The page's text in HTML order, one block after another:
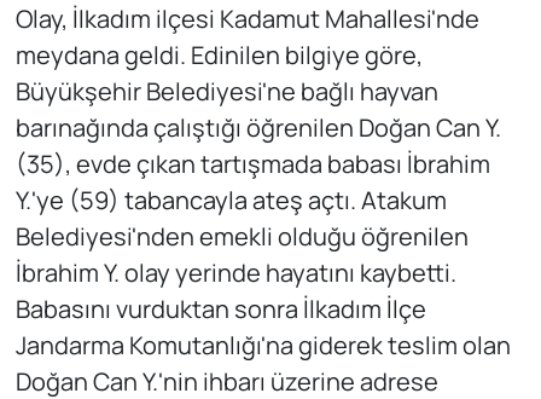
Olay, İlkadım ilçesi Kadamut Mahallesi'nde
meydana geldi. Edinilen bilgiye göre,
Büyükşehir Belediyesi'ne bağlı hayvan
barınağında çalıştığı öğrenilen Doğan Can Y.
(35), evde çıkan tartışmada babası İbrahim
Y.'ye (59) tabancayla ateş açtı. Atakum
Belediyesi'nden emekli olduğu öğrenilen
İbrahim Y. olay yerinde hayatını kaybetti.
Babasını vurduktan sonra İlkadım İlçe
Jandarma Komutanlığı'na giderek teslim olan
Doğan Can Y.'nin ihbarı üzerine adrese
Yerel